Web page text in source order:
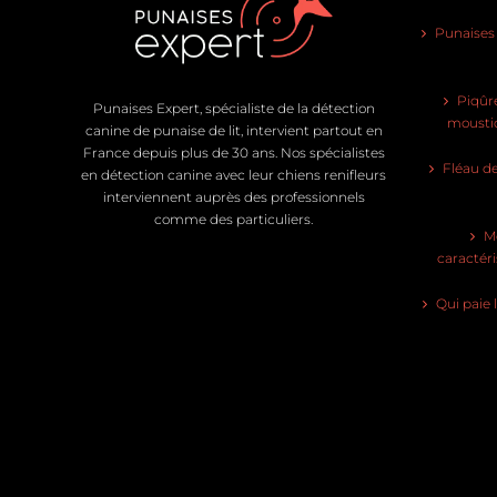
Punaises Expert, spécialiste de la détection
canine de punaise de lit, intervient partout en
France depuis plus de 30 ans. Nos spécialistes
en détection canine avec leur chiens renifleurs
interviennent auprès des professionnels
comme des particuliers.
Fléau
Qui paie